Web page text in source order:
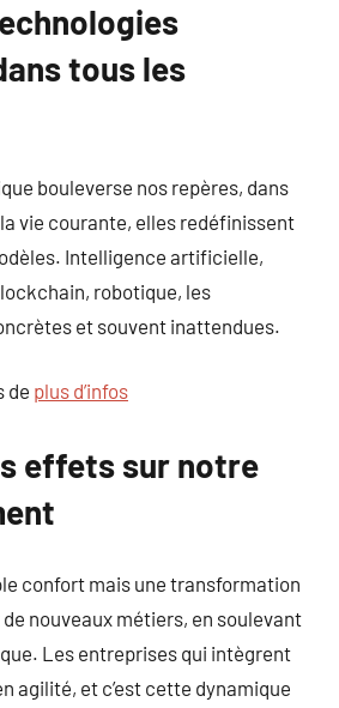
tous les
bouleverse nos repères, dans
vie courante, elles redéfinissent
Intelligence artificielle,
robotique, les
et souvent inattendues.
de plus d’infos
effets sur notre
confort mais une transformation
nouveaux métiers, en soulevant
Les entreprises qui intègrent
agilité, et c’est cette dynamique